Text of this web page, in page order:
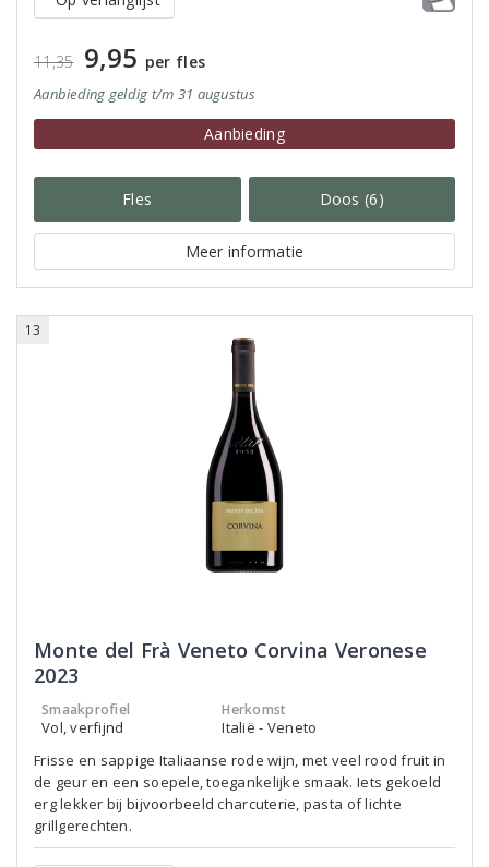
11,35 9,95 per fles
Aanbieding geldig t/m 31 augustus
Aanbieding
Fles Doos (6)
Meer informatie
13
Monte del Frà Veneto Corvina Veronese
2023
Smaakprofiel
Vol, verfijnd
Herkomst
Italië - Veneto
Frisse en sappige Italiaanse rode wijn, met veel rood fruit in
de geur en een soepele, toegankelijke smaak. Iets gekoeld
erg lekker bij bijvoorbeeld charcuterie, pasta of lichte
grillgerechten.